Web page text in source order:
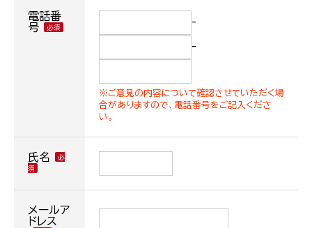
電話番
号
-
-
※ご意見の内容について確認させていただく場
合がありますので、電話番号をご記入くださ
い。
氏名
メールア
ドレス